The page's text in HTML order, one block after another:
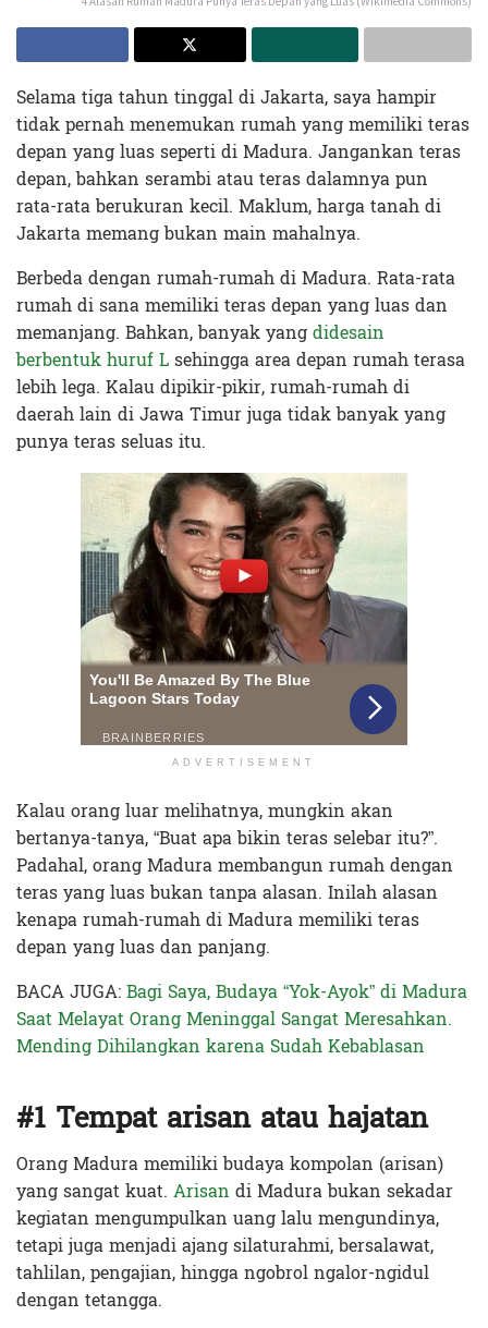
Selama tiga tahun tinggal di Jakarta, saya hampir
tidak pernah menemukan rumah yang memiliki teras
depan yang luas seperti di Madura. Jangankan teras
depan, bahkan serambi atau teras dalamnya pun
rata-rata berukuran kecil. Maklum, harga tanah di
Jakarta memang bukan main mahalnya.
Berbeda dengan rumah-rumah di Madura. Rata-rata
rumah di sana memiliki teras depan yang luas dan
memanjang. Bahkan, banyak yangdidesain
berbentuk huruf Lsehingga area depan rumah terasa
lebih lega. Kalau dipikir-pikir, rumah-rumah di
daerah lain di Jawa Timur juga tidak banyak yang
punya teras seluas itu.
ADVERTISEMENT
Kalau orang luar melihatnya, mungkin akan
bertanya-tanya, “Buat apa bikin teras selebar itu?”.
Padahal, orang Madura membangun rumah dengan
teras yang luas bukan tanpa alasan. Inilah alasan
kenapa rumah-rumah di Madura memiliki teras
depan yang luas dan panjang.
BACA JUGA:Bagi Saya, Budaya “Yok-Ayok” di Madura
Saat Melayat Orang Meninggal Sangat Meresahkan.
Mending Dihilangkan karena Sudah Kebablasan
#1 Tempat arisan atau hajatan
Orang Madura memiliki budaya kompolan (arisan)
yang sangat kuat. Arisan di Madura bukan sekadar
kegiatan mengumpulkan uang lalu mengundinya,
tetapi juga menjadi ajang silaturahmi, bersalawat,
tahlilan, pengajian, hingga ngobrol ngalor-ngidul
dengan tetangga.